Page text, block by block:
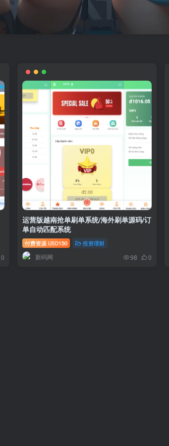
0
运营版越南抢单刷单系统/海外刷单源码/订
单自动匹配系统
付费资源 USD150 投资理财
新码网 98 0